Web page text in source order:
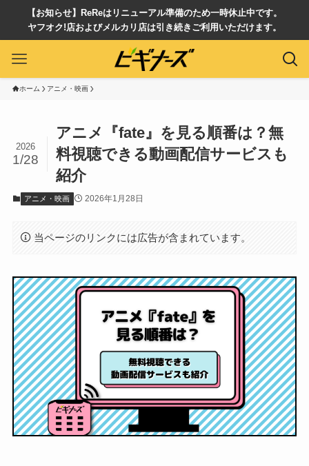
【お知らせ】ReReはリニューアル準備のため一時休止中です。
ヤフオク!店およびメルカリ店は引き続きご利用いただけます。
ホーム アニメ・映画
アニメ『fate』を見る順番は？無
料視聴できる動画配信サービスも
紹介
2026
1/28
アニメ・映画 2026年1月28日
当ページのリンクには広告が含まれています。